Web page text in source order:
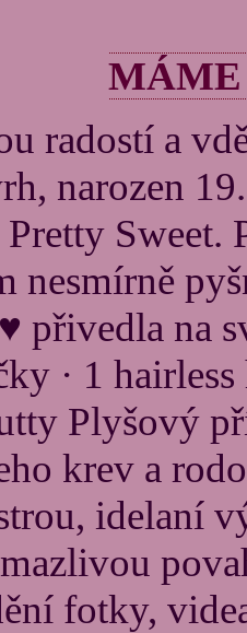
radostí a
narozen
Sweet.
nesmírně
přivedla na
· 1
Plyšový
krev a
idelaní
mazlivou
fotky,